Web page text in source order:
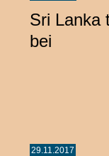
Sri Lanka
bei
29.11.2017